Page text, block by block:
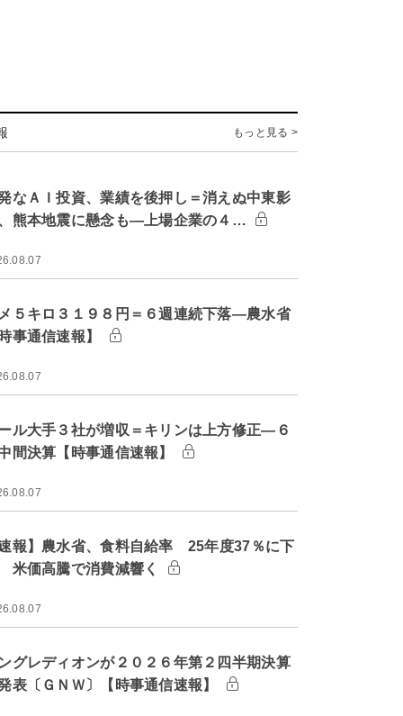
もっと見る >
なＡＩ投資、業績を後押し＝消えぬ中東影
熊本地震に懸念も―上場企業の４…
５キロ３１９８円＝６週連続下落―農水省
事通信速報】
ル大手３社が増収＝キリンは上方修正―６
間決算【時事通信速報】
報】農水省、食料自給率 25年度37％に下
価高騰で消費減響く
グレディオンが２０２６年第２四半期決算
表〔ＧＮＷ〕【時事通信速報】